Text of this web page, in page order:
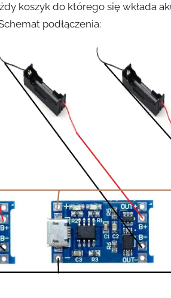
koszyk do którego się wkłada
podłączenia: